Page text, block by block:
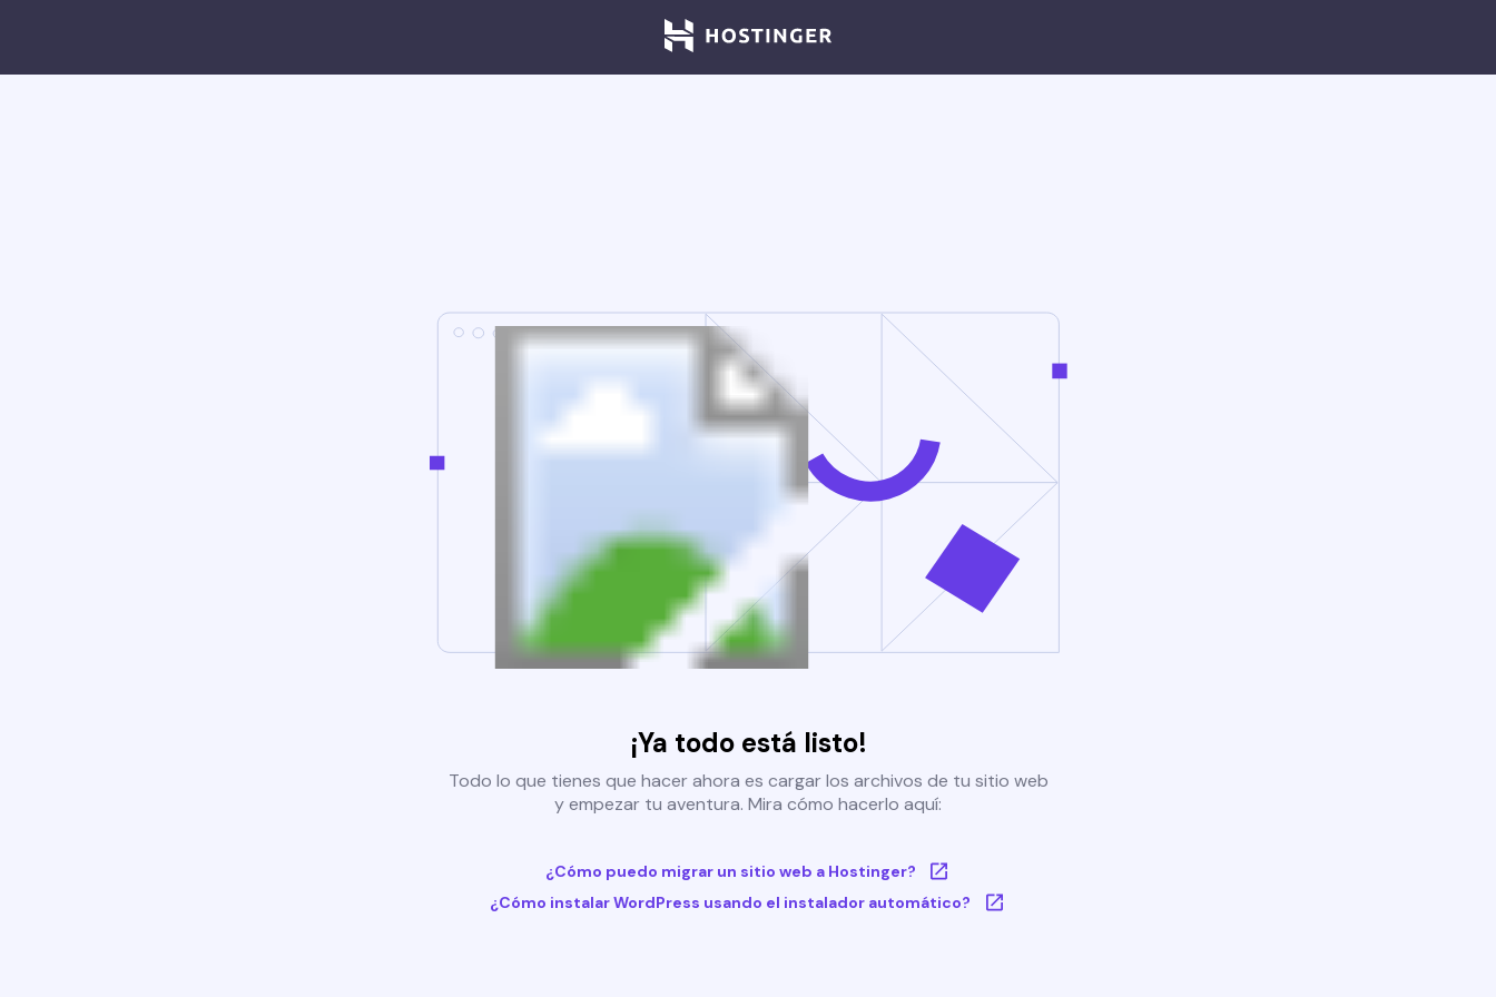
¡Ya todo está listo!
Todo lo que tienes que hacer ahora es cargar los archivos de tu sitio web
y empezar tu aventura. Mira cómo hacerlo aquí:
¿Cómo puedo migrar un sitio web a Hostinger?
¿Cómo instalar WordPress usando el instalador automático?